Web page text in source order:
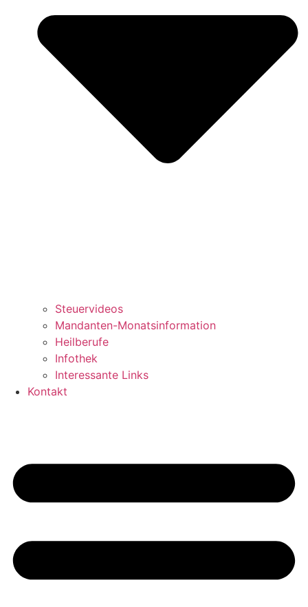
Steuervideos
Mandanten-Monatsinformation
Heilberufe
Infothek
Interessante Links
Kontakt